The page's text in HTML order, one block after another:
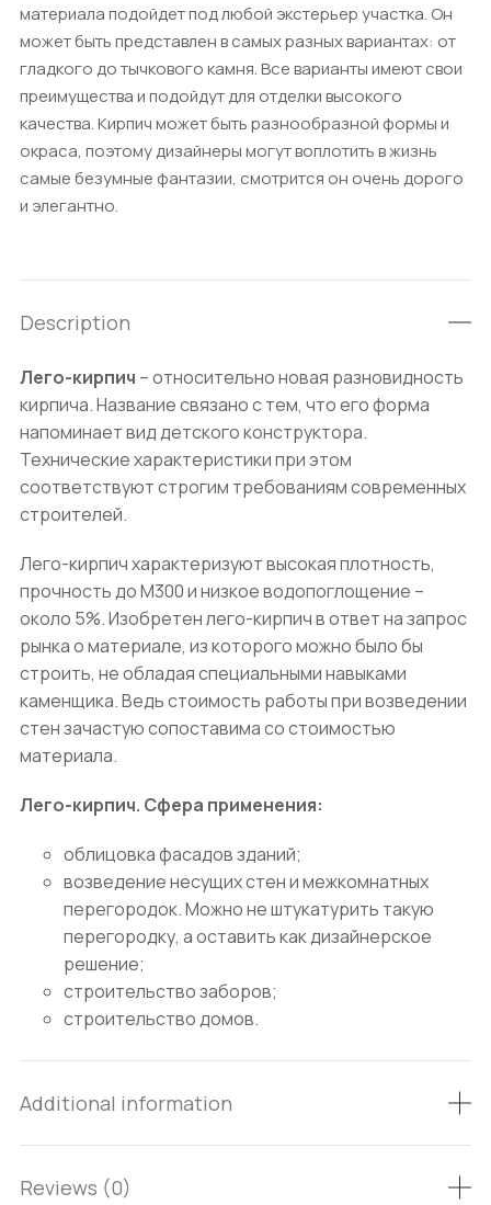
материала подойдет под любой экстерьер участка. Он
может быть представлен в самых разных вариантах: от
гладкого до тычкового камня. Все варианты имеют свои
преимущества и подойдут для отделки высокого
качества. Кирпич может быть разнообразной формы и
окраса, поэтому дизайнеры могут воплотить в жизнь
самые безумные фантазии, смотрится он очень дорого
и элегантно.
Description
Лего-кирпич – относительно новая разновидность
кирпича. Название связано с тем, что его форма
напоминает вид детского конструктора.
Технические характеристики при этом
соответствуют строгим требованиям современных
строителей.
Лего-кирпич характеризуют высокая плотность,
прочность до М300 и низкое водопоглощение –
около 5%. Изобретен лего-кирпич в ответ на запрос
рынка о материале, из которого можно было бы
строить, не обладая специальными навыками
каменщика. Ведь стоимость работы при возведении
стен зачастую сопоставима со стоимостью
материала.
Лего-кирпич. Сфера применения:
облицовка фасадов зданий;
возведение несущих стен и межкомнатных
перегородок. Можно не штукатурить такую
перегородку, а оставить как дизайнерское
решение;
строительство заборов;
строительство домов.
Additional information
Reviews (0)